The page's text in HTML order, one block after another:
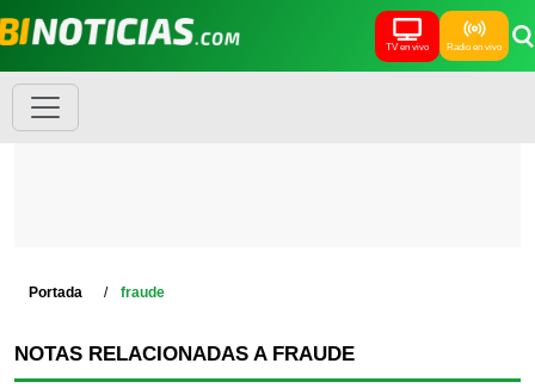
TV en vivo Radio en vivo
Portada fraude
NOTAS RELACIONADAS A FRAUDE